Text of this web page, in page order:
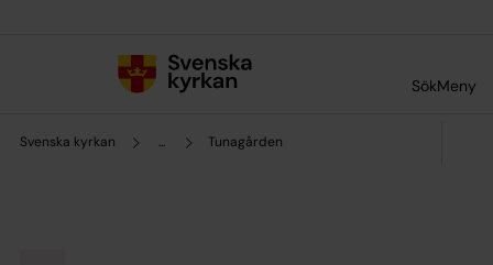
SökMeny
Svenska kyrkan ... Tunagården